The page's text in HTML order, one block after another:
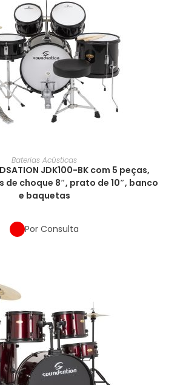
Baterias Acústicas
JDK100-BK com 5 peças,
choque 8″, prato de 10″, banco
e baquetas
Por Consulta